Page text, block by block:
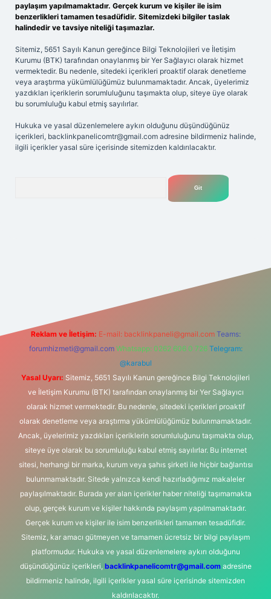
paylaşım yapılmamaktadır. Gerçek kurum ve kişiler ile isim
benzerlikleri tamamen tesadüfidir. Sitemizdeki bilgiler taslak
halindedir ve tavsiye niteliği taşımazlar.
Sitemiz, 5651 Sayılı Kanun gereğince Bilgi Teknolojileri ve İletişim
Kurumu (BTK) tarafından onaylanmış bir Yer Sağlayıcı olarak hizmet
vermektedir. Bu nedenle, sitedeki içerikleri proaktif olarak denetleme
veya araştırma yükümlülüğümüz bulunmamaktadır. Ancak, üyelerimiz
yazdıkları içeriklerin sorumluluğunu taşımakta olup, siteye üye olarak
bu sorumluluğu kabul etmiş sayılırlar.
Hukuka ve yasal düzenlemelere aykırı olduğunu düşündüğünüz
içerikleri, backlinkpanelicomtr@gmail.com adresine bildirmeniz halinde,
ilgili içerikler yasal süre içerisinde sitemizden kaldırılacaktır.
Reklam ve İletişim: E-mail: backlinkpaneli@gmail.com Teams:
forumhizmeti@gmail.com Whatsapp: 0262 606 0 726 Telegram:
@karabul
Yasal Uyarı: Sitemiz, 5651 Sayılı Kanun gereğince Bilgi Teknolojileri
ve İletişim Kurumu (BTK) tarafından onaylanmış bir Yer Sağlayıcı
olarak hizmet vermektedir. Bu nedenle, sitedeki içerikleri proaktif
olarak denetleme veya araştırma yükümlülüğümüz bulunmamaktadır.
Ancak, üyelerimiz yazdıkları içeriklerin sorumluluğunu taşımakta olup,
siteye üye olarak bu sorumluluğu kabul etmiş sayılırlar. Bu internet
sitesi, herhangi bir marka, kurum veya şahıs şirketi ile hiçbir bağlantısı
bulunmamaktadır. Sitede yalnızca kendi hazırladığımız makaleler
paylaşılmaktadır. Burada yer alan içerikler haber niteliği taşımamakta
olup, gerçek kurum ve kişiler hakkında paylaşım yapılmamaktadır.
Gerçek kurum ve kişiler ile isim benzerlikleri tamamen tesadüfidir.
Sitemiz, kar amacı gütmeyen ve tamamen ücretsiz bir bilgi paylaşım
platformudur. Hukuka ve yasal düzenlemelere aykırı olduğunu
düşündüğünüz içerikleri, backlinkpanelicomtr@gmail.comadresine
bildirmeniz halinde, ilgili içerikler yasal süre içerisinde sitemizden
kaldırılacaktır.